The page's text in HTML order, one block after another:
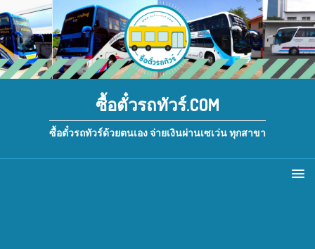
ซื้อตั๋วรถทัวร์.COM
ซื้อตั๋วรถทัวร์ด้วยตนเอง จ่ายเงินผ่านเซเว่น ทุกสาขา